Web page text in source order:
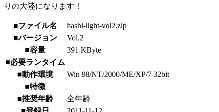
りの大陸になります！
■ファイル名
hashi-light-vol2.zip
■バージョン
Vol.2
■容量
391 KByte
■必要ランタイム
■動作環境
Win 98/NT/2000/ME/XP/7 32bit
■特徴
■推奨年齢
全年齢